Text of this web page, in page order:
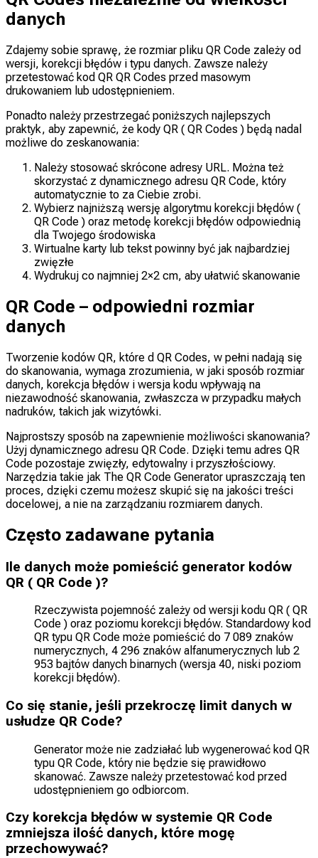
danych
Zdajemy sobie sprawę, że rozmiar pliku QR Code zależy od
wersji, korekcji błędów i typu danych. Zawsze należy
przetestować kod QR QR Codes przed masowym
drukowaniem lub udostępnieniem.
Ponadto należy przestrzegać poniższych najlepszych
praktyk, aby zapewnić, że kody QR ( QR Codes ) będą nadal
możliwe do zeskanowania:
Należy stosować skrócone adresy URL. Można też
skorzystać z dynamicznego adresu QR Code, który
automatycznie to za Ciebie zrobi.
Wybierz najniższą wersję algorytmu korekcji błędów (
QR Code ) oraz metodę korekcji błędów odpowiednią
dla Twojego środowiska
Wirtualne karty lub tekst powinny być jak najbardziej
zwięzłe
Wydrukuj co najmniej 2×2 cm, aby ułatwić skanowanie
QR Code – odpowiedni rozmiar
danych
Tworzenie kodów QR, które d QR Codes, w pełni nadają się
do skanowania, wymaga zrozumienia, w jaki sposób rozmiar
danych, korekcja błędów i wersja kodu wpływają na
niezawodność skanowania, zwłaszcza w przypadku małych
nadruków, takich jak wizytówki.
Najprostszy sposób na zapewnienie możliwości skanowania?
Użyj dynamicznego adresu QR Code. Dzięki temu adres QR
Code pozostaje zwięzły, edytowalny i przyszłościowy.
Narzędzia takie jak The QR Code Generator upraszczają ten
proces, dzięki czemu możesz skupić się na jakości treści
docelowej, a nie na zarządzaniu rozmiarem danych.
Często zadawane pytania
Ile danych może pomieścić generator kodów
QR ( QR Code )?
Rzeczywista pojemność zależy od wersji kodu QR ( QR
Code ) oraz poziomu korekcji błędów. Standardowy kod
QR typu QR Code może pomieścić do 7 089 znaków
numerycznych, 4 296 znaków alfanumerycznych lub 2
953 bajtów danych binarnych (wersja 40, niski poziom
korekcji błędów).
Co się stanie, jeśli przekroczę limit danych w
usłudze QR Code?
Generator może nie zadziałać lub wygenerować kod QR
typu QR Code, który nie będzie się prawidłowo
skanować. Zawsze należy przetestować kod przed
udostępnieniem go odbiorcom.
Czy korekcja błędów w systemie QR Code
zmniejsza ilość danych, które mogę
przechowywać?